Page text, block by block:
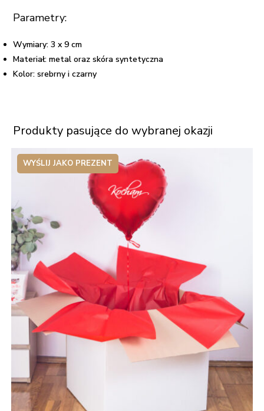
Parametry:
Wymiary: 3 x 9 cm
Materiał: metal oraz skóra syntetyczna
Kolor: srebrny i czarny
Produkty pasujące do wybranej okazji
WYŚLIJ JAKO PREZENT